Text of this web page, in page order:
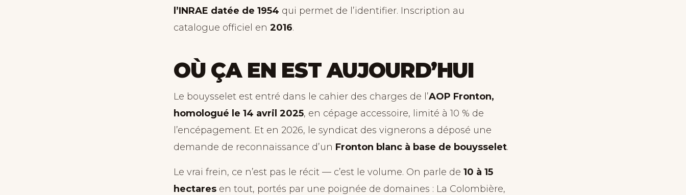
l’INRAE datée de 1954 qui permet de l’identifier. Inscription au
catalogue officiel en 2016.
OÙ ÇA EN EST AUJOURD’HUI
Le bouysselet est entré dans le cahier des charges de l’AOP Fronton,
homologué le 14 avril 2025, en cépage accessoire, limité à 10 % de
l’encépagement. Et en 2026, le syndicat des vignerons a déposé une
demande de reconnaissance d’un Fronton blanc à base de bouysselet.
Le vrai frein, ce n’est pas le récit — c’est le volume. On parle de 10 à 15
hectares en tout, portés par une poignée de domaines : La Colombière,